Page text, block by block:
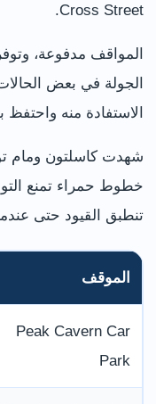
Cross Street.
المواقف مدفوعة،
الجولة في بعض
الاستفادة منه
شهدت كاسلتون ومام
خطوط حمراء تمنع
تنطبق القيود حتى
الموقف
Peak Cavern Car
Park